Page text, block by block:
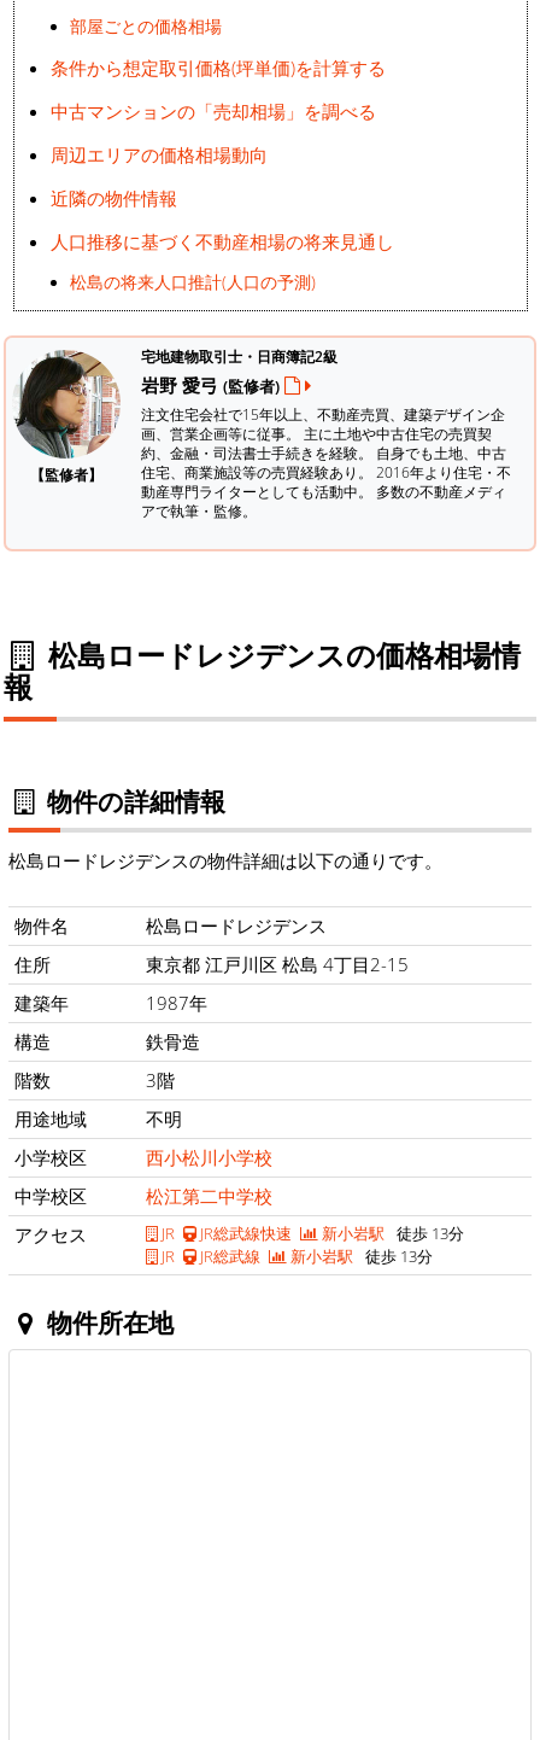
部屋ごとの価格相場
条件から想定取引価格(坪単価)を計算する
中古マンションの「売却相場」を調べる
周辺エリアの価格相場動向
近隣の物件情報
人口推移に基づく不動産相場の将来見通し
松島の将来人口推計(人口の予測)
【監修者】
宅地建物取引士・日商簿記2級
岩野 愛弓 (監修者)
注文住宅会社で15年以上、不動産売買、建築デザイン企
画、営業企画等に従事。 主に土地や中古住宅の売買契
約、金融・司法書士手続きを経験。 自身でも土地、中古
住宅、商業施設等の売買経験あり。 2016年より住宅・不
動産専門ライターとしても活動中。 多数の不動産メディ
アで執筆・監修。
松島ロードレジデンスの価格相場情
報
物件の詳細情報
松島ロードレジデンスの物件詳細は以下の通りです。
物件名
松島ロードレジデンス
住所
東京都 江戸川区 松島 4丁目2-15
建築年
1987年
構造
鉄骨造
階数
3階
用途地域
不明
小学校区
西小松川小学校
中学校区
松江第二中学校
アクセス
JR JR総武線快速 新小岩駅 徒歩 13分
JR
JR総武線 新小岩駅 徒歩 13分
物件所在地